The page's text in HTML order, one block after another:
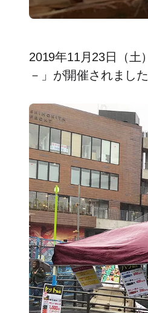
2019年11月23日（土
－」が開催されまし